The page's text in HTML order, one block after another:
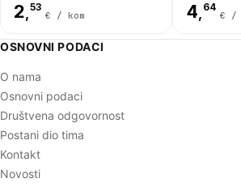
2,53
€ / kom 4, 64
€ /
OSNOVNI PODACI
O nama
Osnovni podaci
Društvena odgovornost
Postani dio tima
Kontakt
Novosti